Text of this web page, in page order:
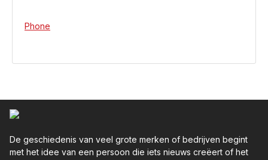
Phone
De geschiedenis van veel grote merken of bedrijven begint
met het idee van een persoon die iets nieuws creëert of het